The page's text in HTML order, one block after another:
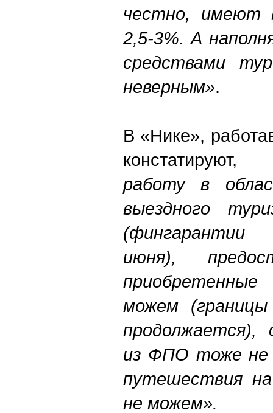
честно, имеют
2,5-3%. А
средствами
неверным».
В «Нике»,
работу в
выездного
(фингарантии
июня),
можем
из ФПО тоже не
путешествия
не можем».